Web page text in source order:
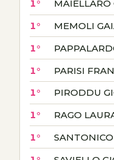
1° MAIELLARO
1° MEMOLI
1°
1° PARISI
1° PIRODDU
1° RAGO
1°